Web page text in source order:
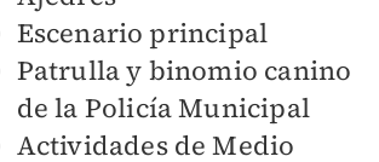
Escenario principal
Patrulla y binomio canino
de la Policía Municipal
Actividades de Medio